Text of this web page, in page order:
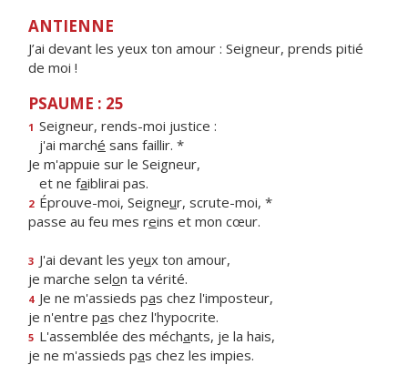
ANTIENNE
J’ai devant les yeux ton amour : Seigneur, prends pitié
de moi !
PSAUME : 25
1 Seigneur, rends-moi justice :
j'ai marché sans faillir. *
Je m'appuie sur le Seigneur,
et ne faiblirai pas.
2 Éprouve-moi, Seigneur, scrute-moi, *
passe au feu mes reins et mon cœur.
3 J'ai devant les yeux ton amour,
je marche selon ta vérité.
4 Je ne m'assieds pas chez l'imposteur,
je n'entre pas chez l'hypocrite.
5 L'assemblée des méchants, je la hais,
je ne m'assieds pas chez les impies.